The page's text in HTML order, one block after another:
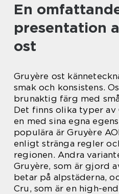
En
presentation
ost
Gruyère ost
smak och konsistens.
brunaktig färg med
Det finns olika typer av
en med sina egna
populära är Gruyère
enligt stränga regler
regionen. Andra
Gruyère, som är gjord
betar på alpstäderna,
Cru, som är en high-